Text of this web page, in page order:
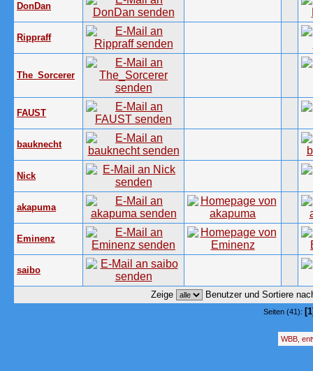
DonDan
Rippraff
The_Sorcerer
FAUST
bauknecht
Nick
akapuma
Eminenz
saibo
Zeige Benutzer und Sortiere
Seiten (41):
WBB,